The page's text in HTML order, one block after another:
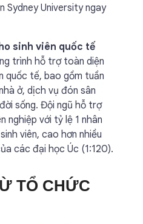
Sydney University ngay
sinh viên quốc tế
trình hỗ trợ toàn diện
quốc tế, bao gồm tuần
ở, dịch vụ đón sân
sống. Đội ngũ hỗ trợ
nghiệp với tỷ lệ 1 nhân
viên, cao hơn nhiều
các đại học Úc (1:120).
TỔ CHỨC